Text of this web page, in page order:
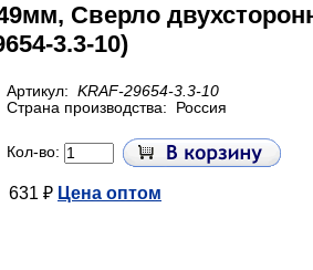
Сверло
3.3-10)
Артикул: KRAF-29654-3.3-10
Страна производства:
Россия
Кол-во:
631 ₽ Цена оптом